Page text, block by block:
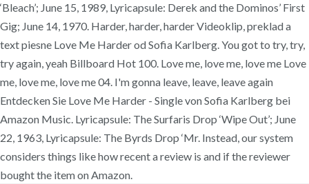
‘Bleach’; June 15, 1989, Lyricapsule: Derek and the Dominos’ First
Gig; June 14, 1970. Harder, harder, harder Videoklip, preklad a
text piesne Love Me Harder od Sofia Karlberg. You got to try, try,
try again, yeah Billboard Hot 100. Love me, love me, love me Love
me, love me, love me 04. I'm gonna leave, leave, leave again
Entdecken Sie Love Me Harder - Single von Sofia Karlberg bei
Amazon Music. Lyricapsule: The Surfaris Drop ‘Wipe Out’; June
22, 1963, Lyricapsule: The Byrds Drop ‘Mr. Instead, our system
considers things like how recent a review is and if the reviewer
bought the item on Amazon.